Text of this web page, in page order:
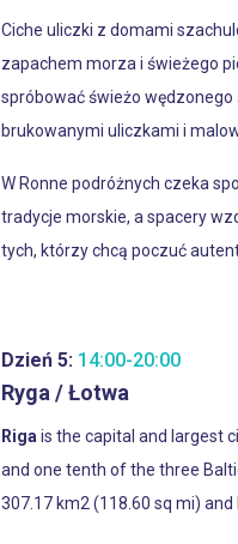
Ciche uliczki z domami
zapachem morza i świeżego
spróbować świeżo
brukowanymi uliczkami i
W Ronne podróżnych czeka
tradycje morskie, a spacery
tych, którzy chcą poczuć
Dzień 5: 14:00-20:00
Ryga / Łotwa
Riga is the capital and largest
and one tenth of the three
307.17 km2 (118.60 sq mi)